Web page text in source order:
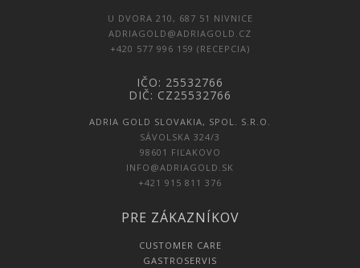
U DVORA 210, 687 51 NIVNICE
ADRIAGOLD@ADRIAGOLD.CZ
+420 577 996 159 (RECEPCIA)
IČO: 25532766
DIČ: CZ25532766
ADRIA GOLD SLOVAKIA, SPOL. S.R.O.
SÁVOLSKA 324/3
98601 FIĽAKOVO
INFO@ADRIAGOLD.SK
+421 915 811 376
PRE ZÁKAZNÍKOV
CUSTOMER CARE
GASTROSERVIS